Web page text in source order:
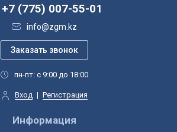
+7 (775) 007-55-01
info@zgm.kz
пн-пт: с 9:00 до 18:00
Вход | Регистрация
Информация